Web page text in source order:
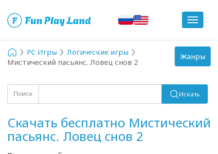
Toggle
PC Игры
Логические игры
Мистический пасьянс. Ловец снов 2
Поиск Искать
Скачать бесплатно Мистический
пасьянс. Ловец снов 2
Toggle
navigation
Жанры